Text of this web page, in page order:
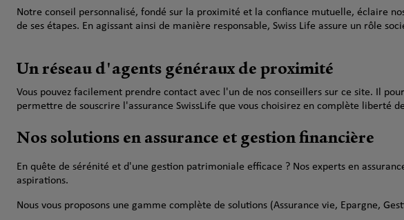
Notre conseil personnalisé, fondé sur la proximité et la confiance mutuelle, éclaire
de ses étapes. En agissant ainsi de manière responsable, Swiss Life assure un rôle
Un réseau d'agents généraux de proximité
Vous pouvez facilement prendre contact avec l'un de nos conseillers sur ce site. Il
permettre de souscrire l'assurance SwissLife que vous choisirez en complète liberté
Nos solutions en assurance et gestion financière
En quête de sérénité et d'une gestion patrimoniale efficace ? Nos experts en
aspirations.
Nous vous proposons une gamme complète de solutions (Assurance vie, Epargne,